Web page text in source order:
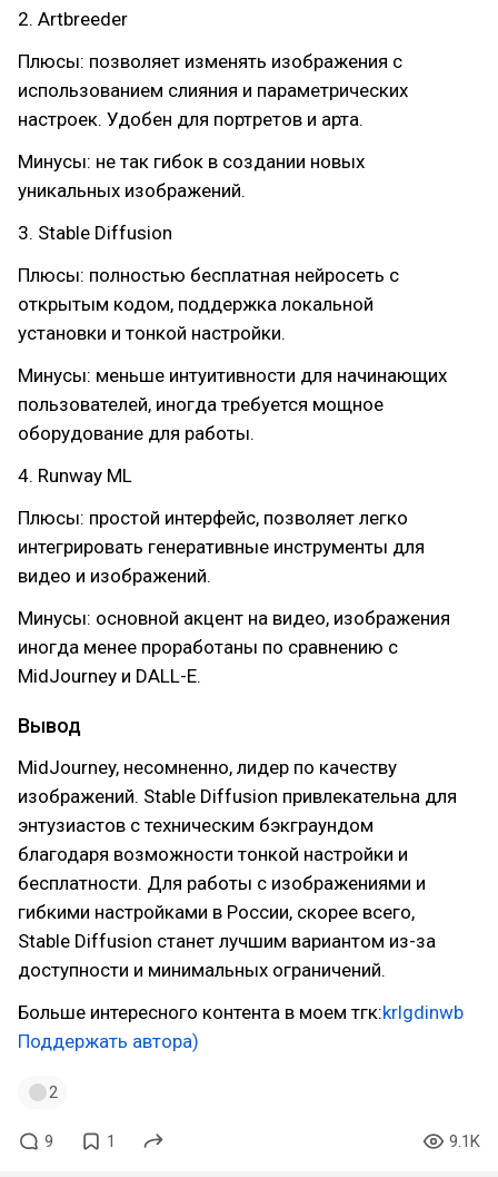
2. Artbreeder
Плюсы: позволяет изменять изображения с
использованием слияния и параметрических
настроек. Удобен для портретов и арта.
Минусы: не так гибок в создании новых
уникальных изображений.
3. Stable Diffusion
Плюсы: полностью бесплатная нейросеть с
открытым кодом, поддержка локальной
установки и тонкой настройки.
Минусы: меньше интуитивности для начинающих
пользователей, иногда требуется мощное
оборудование для работы.
4. Runway ML
Плюсы: простой интерфейс, позволяет легко
интегрировать генеративные инструменты для
видео и изображений.
Минусы: основной акцент на видео, изображения
иногда менее проработаны по сравнению с
MidJourney и DALL-E.
Вывод
MidJourney, несомненно, лидер по качеству
изображений. Stable Diffusion привлекательна для
энтузиастов с техническим бэкграундом
благодаря возможности тонкой настройки и
бесплатности. Для работы с изображениями и
гибкими настройками в России, скорее всего,
Stable Diffusion станет лучшим вариантом из-за
доступности и минимальных ограничений.
Больше интересного контента в моем тгк:krlgdinwb
Поддержать автора)
2
9 1 9.1K